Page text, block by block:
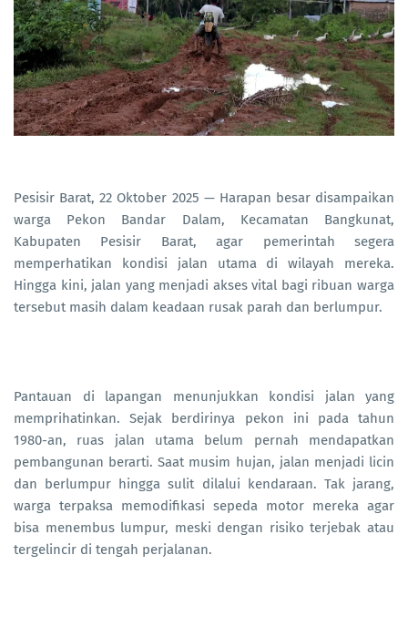
Pesisir Barat, 22 Oktober 2025 — Harapan besar disampaikan
warga Pekon Bandar Dalam, Kecamatan Bangkunat,
Kabupaten Pesisir Barat, agar pemerintah segera
memperhatikan kondisi jalan utama di wilayah mereka.
Hingga kini, jalan yang menjadi akses vital bagi ribuan warga
tersebut masih dalam keadaan rusak parah dan berlumpur.
Pantauan di lapangan menunjukkan kondisi jalan yang
memprihatinkan. Sejak berdirinya pekon ini pada tahun
1980-an, ruas jalan utama belum pernah mendapatkan
pembangunan berarti. Saat musim hujan, jalan menjadi licin
dan berlumpur hingga sulit dilalui kendaraan. Tak jarang,
warga terpaksa memodifikasi sepeda motor mereka agar
bisa menembus lumpur, meski dengan risiko terjebak atau
tergelincir di tengah perjalanan.